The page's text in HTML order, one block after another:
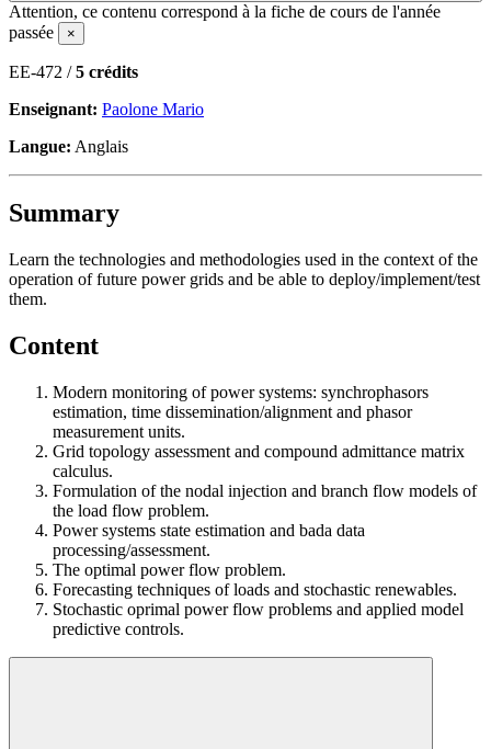
Attention, ce contenu correspond à la fiche de cours de l'année
passée
×
EE-472 /5 crédits
Enseignant: Paolone Mario
Langue: Anglais
Summary
Learn the technologies and methodologies used in the context of the
operation of future power grids and be able to deploy/implement/test
them.
Content
Modern monitoring of power systems: synchrophasors
estimation, time dissemination/alignment and phasor
measurement units.
Grid topology assessment and compound admittance matrix
calculus.
Formulation of the nodal injection and branch flow models of
the load flow problem.
Power systems state estimation and bada data
processing/assessment.
The optimal power flow problem.
Forecasting techniques of loads and stochastic renewables.
Stochastic oprimal power flow problems and applied model
predictive controls.